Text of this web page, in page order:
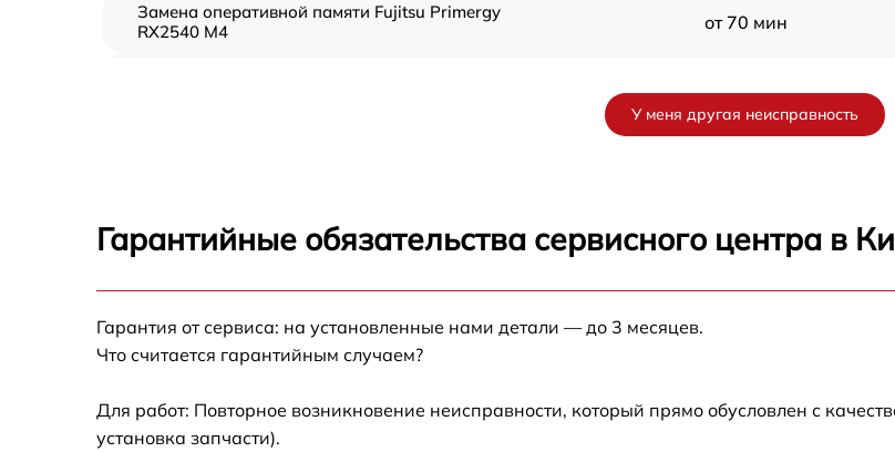
Замена оперативной памяти Fujitsu Primergy
RX2540 M4
от 70 мин
Ремонт СХД Fujitsu Primergy RX2540 M4
Primergy RX2540 M4
Ремонт ленточного накопителя Fujitsu
У меня другая неисправность
Гарантийные обязательства сервисного центра в
Гарантия от сервиса: на установленные нами детали — до 3 месяцев.
Что считается гарантийным случаем?
Для работ: Повторное возникновение неисправности, который прямо обусловлен с
установка запчасти).